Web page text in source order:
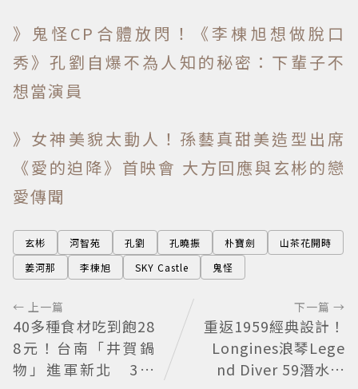
》鬼怪CP合體放閃！《李棟旭想做脫口
秀》孔劉自爆不為人知的秘密：下輩子不
想當演員
》女神美貌太動人！孫藝真甜美造型出席
《愛的迫降》首映會 大方回應與玄彬的戀
愛傳聞
玄彬 河智苑 孔劉 孔曉振 朴寶劍
山茶花開時
姜河那
李棟旭 SKY Castle 鬼怪
← 上一篇
40多種食材吃到飽28
8元！台南「井賀鍋
物」進軍新北 3人
下一篇 →
重返1959經典設計！
Longines浪琴Lege
nd Diver 59潛水表